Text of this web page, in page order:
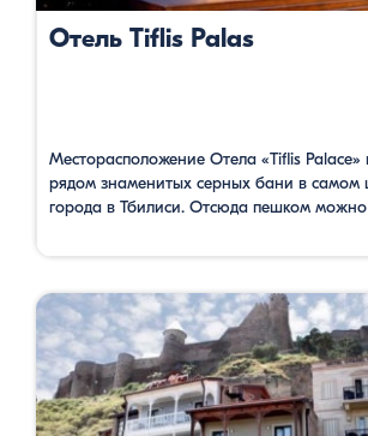
Отель Tiflis Palas
Месторасположение Отела «Tiflis
рядом знаменитых серных бани в самом
города в Тбилиси. Отсюда пешком
интересных мест для проведения
расположен на крыше и имеет …